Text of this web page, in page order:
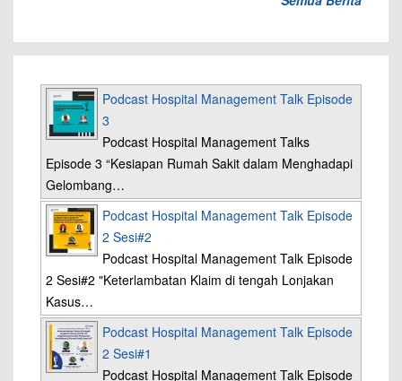
Podcast Hospital Management Talk Episode
3
Podcast Hospital Management Talks
Episode 3 “Kesiapan Rumah Sakit dalam Menghadapi
Gelombang…
Podcast Hospital Management Talk Episode
2 Sesi#2
Podcast Hospital Management Talk Episode
2 Sesi#2 "Keterlambatan Klaim di tengah Lonjakan
Kasus…
Podcast Hospital Management Talk Episode
2 Sesi#1
Podcast Hospital Management Talk Episode